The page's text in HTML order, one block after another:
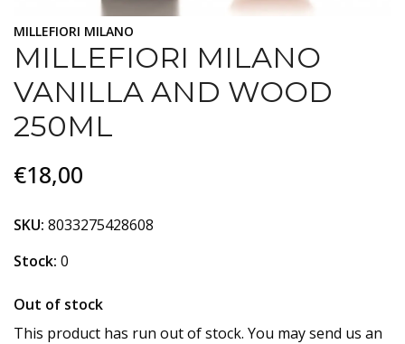
MILLEFIORI MILANO
MILLEFIORI MILANO
VANILLA AND WOOD
250ML
€18,00
SKU: 8033275428608
Stock: 0
Out of stock
This product has run out of stock. You may send us an